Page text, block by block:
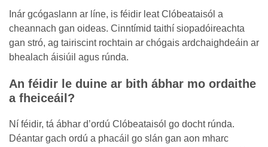
Inár gcógaslann ar líne, is féidir leat Clóbeataisól a
cheannach gan oideas. Cinntímid taithí siopadóireachta
gan stró, ag tairiscint rochtain ar chógais ardchaighdeáin ar
bhealach áisiúil agus rúnda.
An féidir le duine ar bith ábhar mo ordaithe
a fheiceáil?
Ní féidir, tá ábhar d’ordú Clóbeataisól go docht rúnda.
Déantar gach ordú a phacáil go slán gan aon mharc